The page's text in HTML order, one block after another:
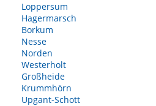
Loppersum
Hagermarsch
Borkum
Nesse
Norden
Westerholt
Großheide
Krummhörn
Upgant-Schott